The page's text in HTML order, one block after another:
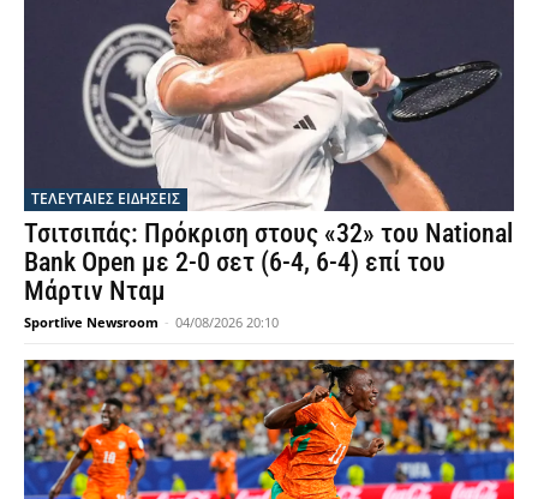
ΤΕΛΕΥΤΑΙΕΣ ΕΙΔΗΣΕΙΣ
Τσιτσιπάς: Πρόκριση στους «32» του National
Bank Open με 2-0 σετ (6-4, 6-4) επί του
Μάρτιν Νταμ
Sportlive Newsroom - 04/08/2026 20:10